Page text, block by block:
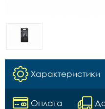
Характеристики
Оплата